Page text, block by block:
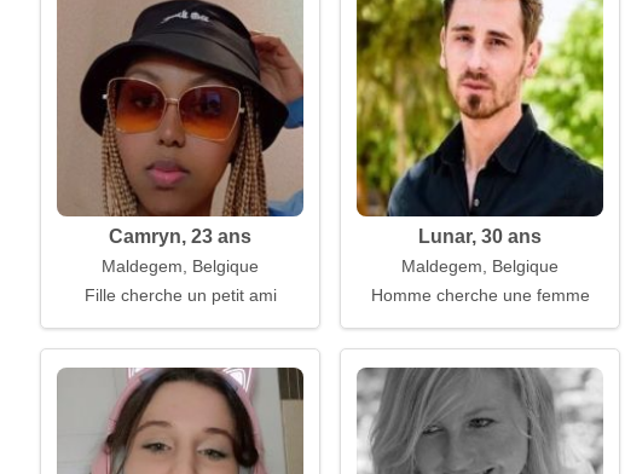
Camryn, 23 ans
Maldegem, Belgique
Fille cherche un petit ami
Lunar, 30 ans
Maldegem, Belgique
Homme cherche une femme